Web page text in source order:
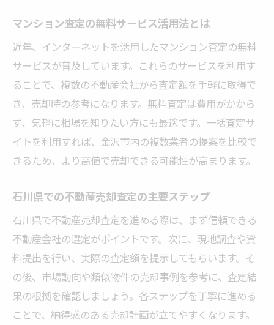
マンション査定の無料サービス活用法とは
近年、インターネットを活用したマンション査定の無料
サービスが普及しています。これらのサービスを利用す
ることで、複数の不動産会社から査定額を手軽に取得で
き、売却時の参考になります。無料査定は費用がかから
ず、気軽に相場を知りたい方にも最適です。一括査定サ
イトを利用すれば、金沢市内の複数業者の提案を比較で
きるため、より高値で売却できる可能性が高まります。
石川県での不動産売却査定の主要ステップ
石川県で不動産売却査定を進める際は、まず信頼できる
不動産会社の選定がポイントです。次に、現地調査や資
料提出を行い、実際の査定額を提示してもらいます。そ
の後、市場動向や類似物件の売却事例を参考に、査定結
果の根拠を確認しましょう。各ステップを丁寧に進める
ことで、納得感のある売却計画が立てやすくなります。